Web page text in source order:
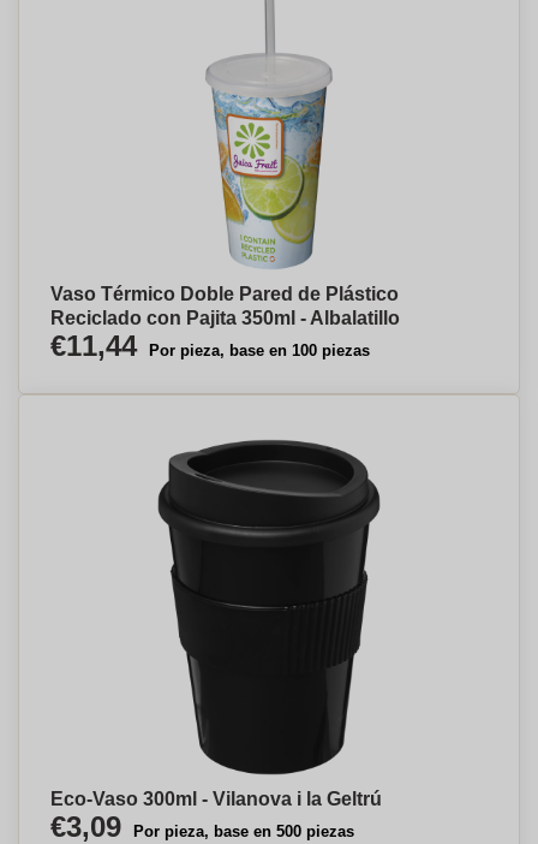
Vaso Térmico Doble Pared de Plástico
Reciclado con Pajita 350ml - Albalatillo
€11,44 Por pieza, base en 100 piezas
Eco-Vaso 300ml - Vilanova i la Geltrú
€3,09 Por pieza, base en 500 piezas